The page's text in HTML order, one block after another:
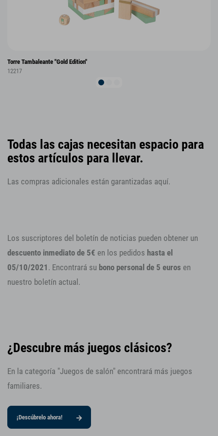
Torre Tambaleante "Gold Edition"
12217
Todas las cajas necesitan espacio para
estos artículos para llevar.
Las compras adicionales están garantizadas aquí.
Los suscriptores del boletín de noticias pueden obtener un
descuento inmediato de 5€ en los pedidos hasta el
05/10/2021 . Encontrará su bono personal de 5 euros en
nuestro boletín actual.
¿Descubre más juegos clásicos?
En la categoría "Juegos de salón" encontrará más juegos
familiares.
¡Descúbrelo ahora!